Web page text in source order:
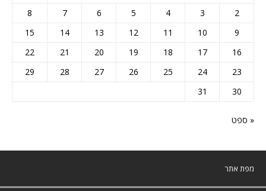
2
3
4
5
6
7
8
9
10
11
12
13
14
15
16
17
18
19
20
21
22
23
24
25
26
27
28
29
30
31
« ספט
מפת אתר